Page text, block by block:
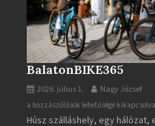
BalatonBIKE365
2026. július 1. Nagy József
BalatonBIKE365
bejegyzéshez
a hozzászólások lehetősége kikapcsolva
Húsz szálláshely, egy hálózat,